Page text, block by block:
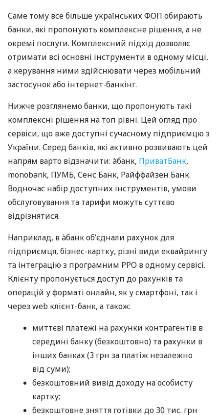
Саме тому все більше українських ФОП обирають
банки, які пропонують комплексне рішення, а не
окремі послуги. Комплексний підхід дозволяє
отримати всі основні інструменти в одному місці,
а керування ними здійснювати через мобільний
застосунок або інтернет-банкінг.
Нижче розглянемо банки, що пропонують такі
комплексні рішення на топ рівні. Цей огляд про
сервіси, що вже доступні сучасному підприємцю з
України. Серед банків, які активно розвивають цей
напрям варто відзначити: àбанк, ПриватБанк,
monobank, ПУМБ, Сенс Банк, Райффайзен Банк.
Водночас набір доступних інструментів, умови
обслуговування та тарифи можуть суттєво
відрізнятися.
Наприклад, в àбанк об’єднали рахунок для
підприємця, бізнес-картку, різні види еквайрингу
та інтеграцію з програмним РРО в одному сервісі.
Клієнту пропонується доступ до рахунків та
операцій у форматі онлайн, як у смартфоні, так і
через web клієнт-банк, а також:
миттєві платежі на рахунки контрагентів в
середині банку (безкоштовно) та рахунки в
інших банках (3 грн за платіж незалежно
від суми);
безкоштовний вивід доходу на особисту
картку;
безкоштовне зняття готівки до 30 тис. грн